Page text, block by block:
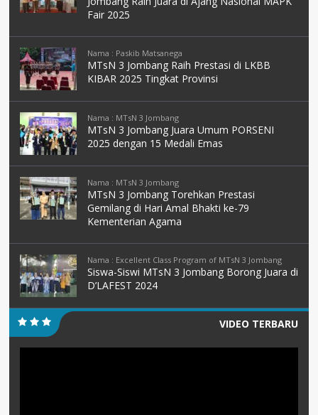
Fair 2025
Nama : Paskib Matsanega
MTsN 3 Jombang Raih Prestasi di LKBB
KIBAR 2025 Tingkat Provinsi
Nama : MTsN 3 Jombang
MTsN 3 Jombang Juara Umum PORSENI
2025 dengan 15 Medali Emas
Nama : MTsN 3 Jombang
MTsN 3 Jombang Torehkan Prestasi
Gemilang di Hari Amal Bhakti ke-79
Kementerian Agama
Nama : Excellent Class Program of MTsN 3 Jombang
Siswa-Siswi MTsN 3 Jombang Borong Juara di
D’LAFEST 2024
VIDEO TERBARU